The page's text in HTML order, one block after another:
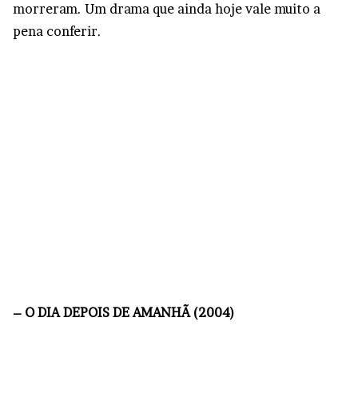
morreram. Um drama que ainda hoje vale muito a
pena conferir.
– O DIA DEPOIS DE AMANHÃ (2004)